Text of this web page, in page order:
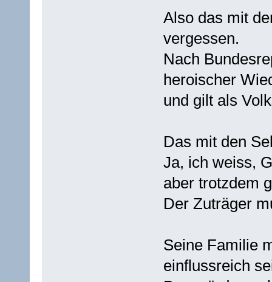
Also das mit
vergessen.
Nach
heroischer
und gilt als
Das mit den
Ja, ich weiss,
aber trotzdem
Der Zuträger
Seine Familie
einflussreich